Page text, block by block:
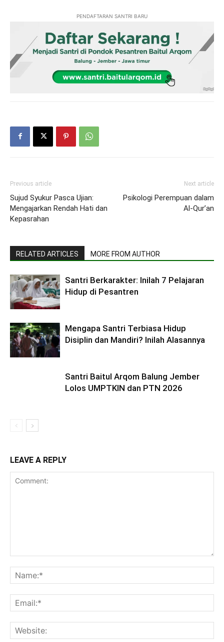
PENDAFTARAN SANTRI BARU
Previous article
Sujud Syukur Pasca Ujian:
Mengajarkan Rendah Hati dan
Kepasrahan
Next article
Psikologi Perempuan dalam
Al-Qur’an
RELATED ARTICLES MORE FROM AUTHOR
Santri Berkarakter: Inilah 7 Pelajaran
Hidup di Pesantren
Mengapa Santri Terbiasa Hidup
Disiplin dan Mandiri? Inilah Alasannya
Santri Baitul Arqom Balung Jember
Lolos UMPTKIN dan PTN 2026
LEAVE A REPLY